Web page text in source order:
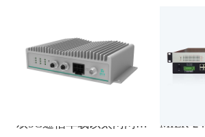
双5G通信车载以太网网关 T1/TX接口 支持v2x协议